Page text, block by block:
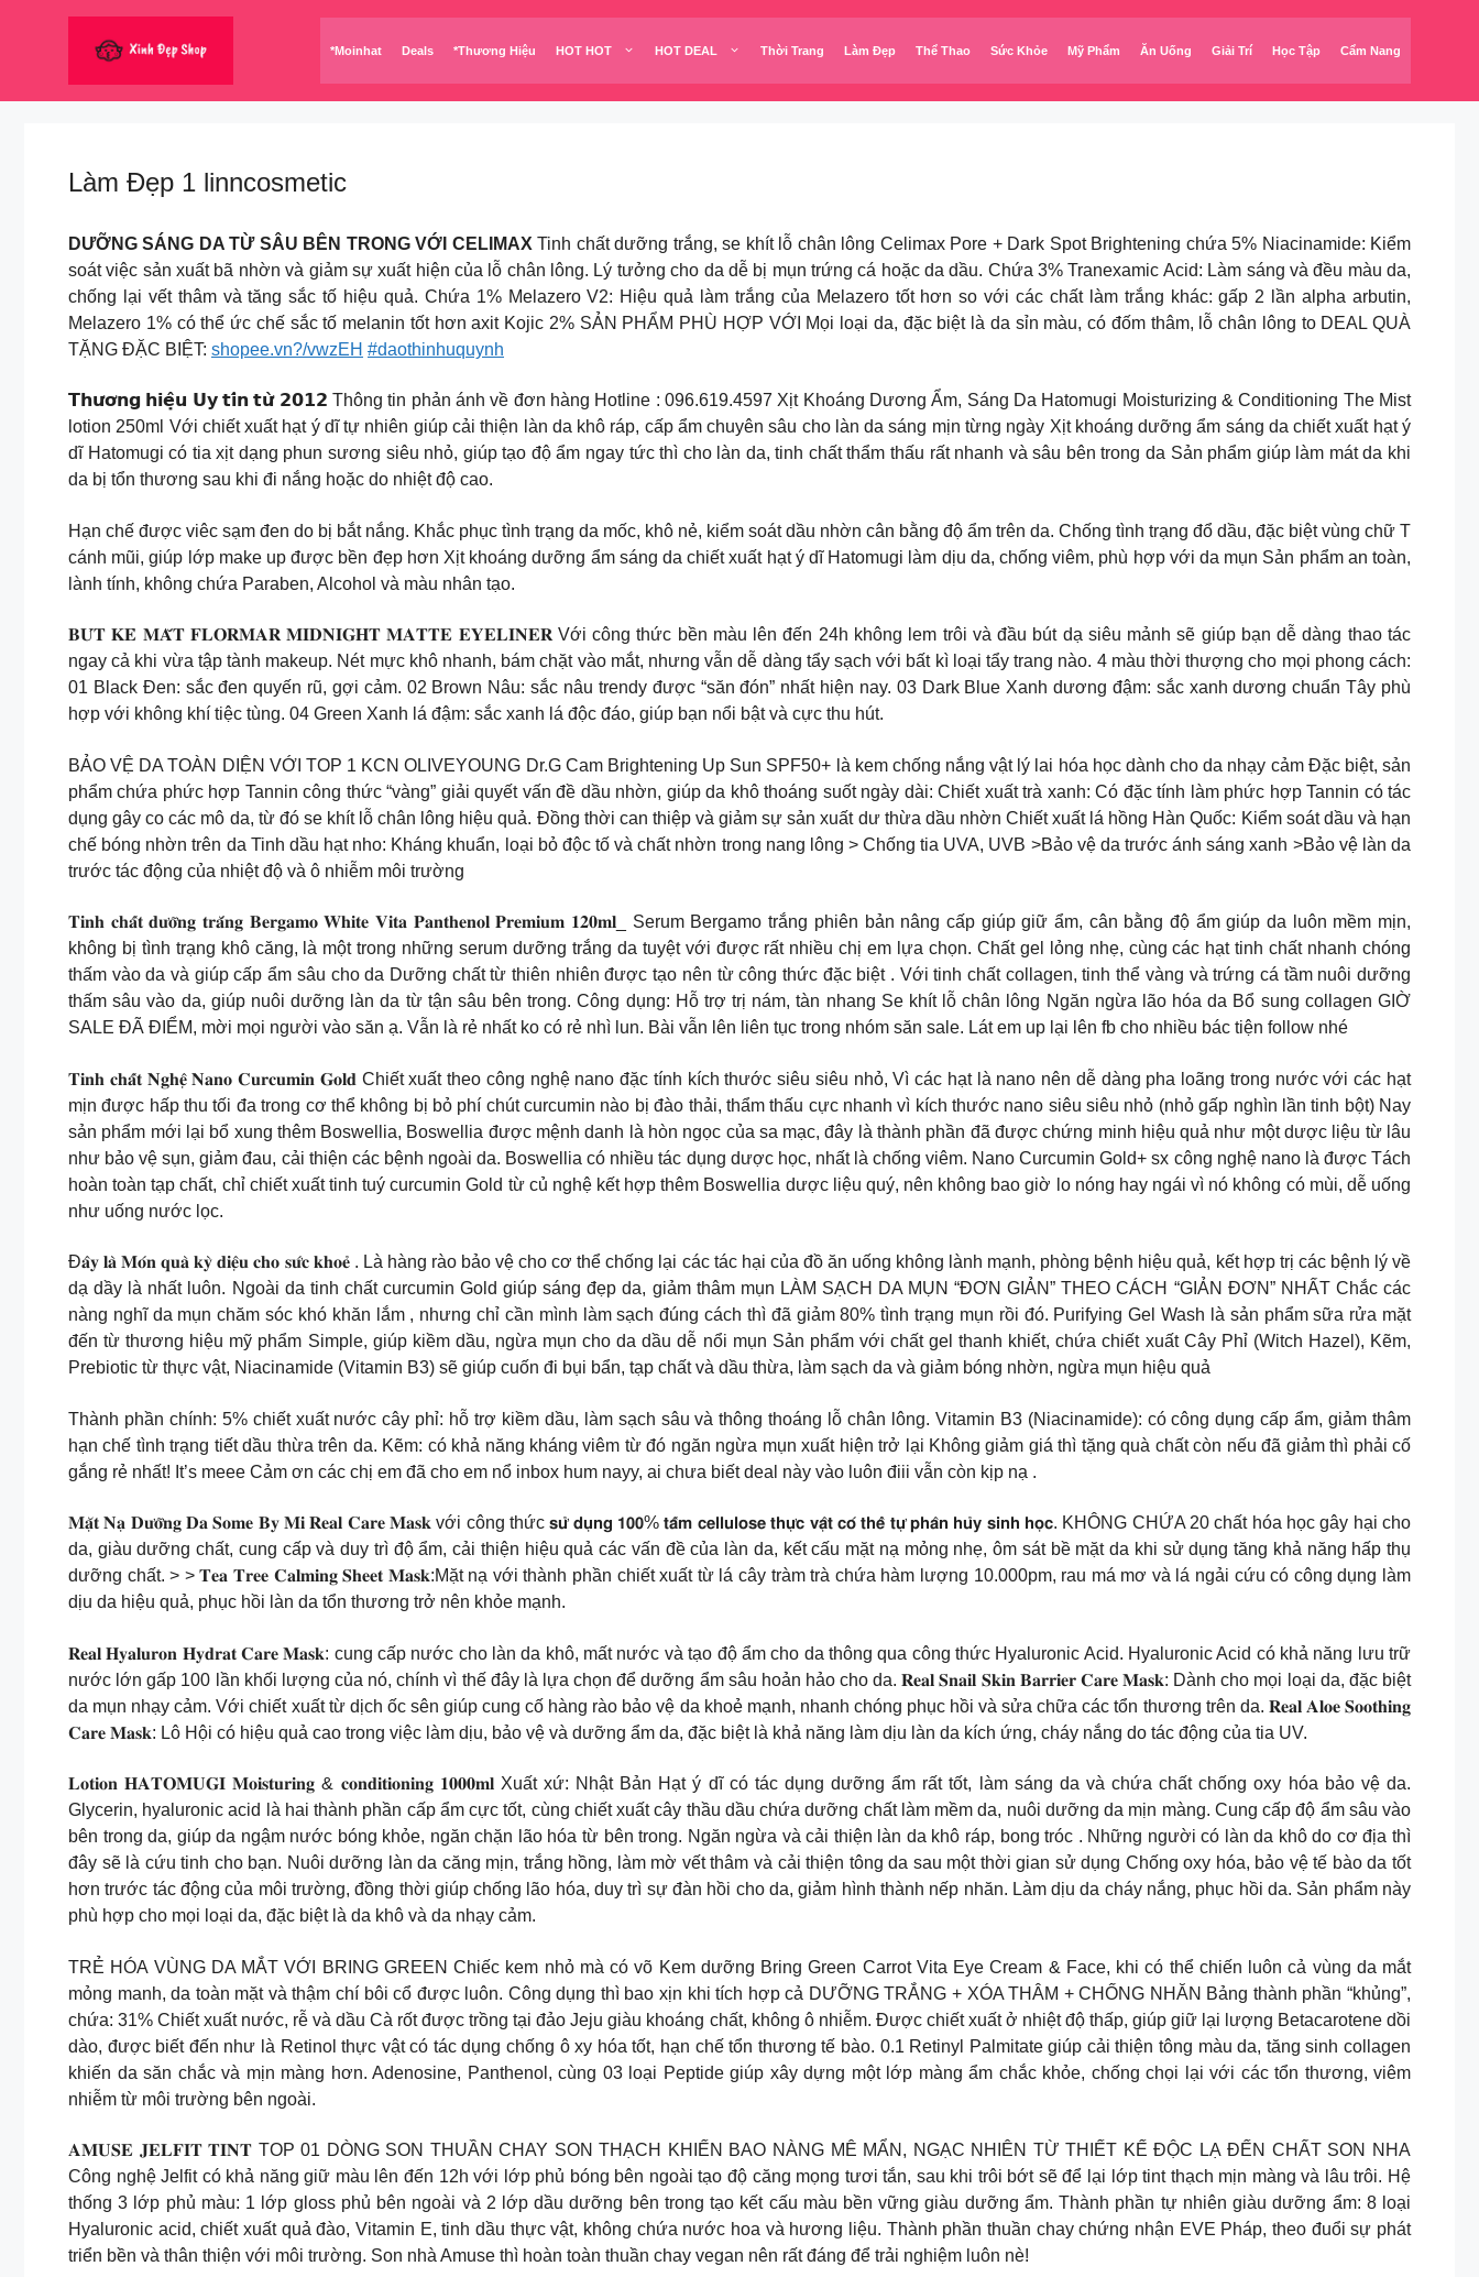
*Moinhat Deals *Thương Hiệu HOT HOT HOT DEAL Thời Trang Làm Đẹp Thể Thao Sức Khỏe Mỹ Phẩm Ăn Uống Giải Trí Học Tập Cẩm Nang
Làm Đẹp 1 linncosmetic
DƯỠNG SÁNG DA TỪ SÂU BÊN TRONG VỚI CELIMAXTinh chất dưỡng trắng, se khít lỗ chân lông Celimax Pore + Dark Spot Brightening chứa 5% Niacinamide: Kiểm
soát việc sản xuất bã nhờn và giảm sự xuất hiện của lỗ chân lông. Lý tưởng cho da dễ bị mụn trứng cá hoặc da dầu. Chứa 3% Tranexamic Acid: Làm sáng và đều màu da,
chống lại vết thâm và tăng sắc tố hiệu quả. Chứa 1% Melazero V2: Hiệu quả làm trắng của Melazero tốt hơn so với các chất làm trắng khác: gấp 2 lần alpha arbutin,
Melazero 1% có thể ức chế sắc tố melanin tốt hơn axit Kojic 2% SẢN PHẨM PHÙ HỢP VỚI Mọi loại da, đặc biệt là da sỉn màu, có đốm thâm, lỗ chân lông to DEAL QUÀ
TẶNG ĐẶC BIỆT: shopee.vn?/vwzEH #daothinhuquynh
𝗧𝗵𝘂̛𝗼̛𝗻𝗴 𝗵𝗶𝗲̣̂𝘂 𝗨𝘆 𝘁𝗶́𝗻 𝘁𝘂̛̀ 𝟮𝟬𝟭𝟮 Thông tin phản ánh về đơn hàng Hotline : 096.619.4597 Xịt Khoáng Dương Ẩm, Sáng Da Hatomugi Moisturizing & Conditioning The Mist
lotion 250ml Với chiết xuất hạt ý dĩ tự nhiên giúp cải thiện làn da khô ráp, cấp ẩm chuyên sâu cho làn da sáng mịn từng ngày Xịt khoáng dưỡng ẩm sáng da chiết xuất hạt ý
dĩ Hatomugi có tia xịt dạng phun sương siêu nhỏ, giúp tạo độ ẩm ngay tức thì cho làn da, tinh chất thẩm thấu rất nhanh và sâu bên trong da Sản phẩm giúp làm mát da khi
da bị tổn thương sau khi đi nắng hoặc do nhiệt độ cao.
Hạn chế được viêc sạm đen do bị bắt nắng. Khắc phục tình trạng da mốc, khô nẻ, kiểm soát dầu nhờn cân bằng độ ẩm trên da. Chống tình trạng đổ dầu, đặc biệt vùng chữ T
cánh mũi, giúp lớp make up được bền đẹp hơn Xịt khoáng dưỡng ẩm sáng da chiết xuất hạt ý dĩ Hatomugi làm dịu da, chống viêm, phù hợp với da mụn Sản phẩm an toàn,
lành tính, không chứa Paraben, Alcohol và màu nhân tạo.
𝐁𝐔́𝐓 𝐊𝐄̉ 𝐌𝐀̆́𝐓 𝐅𝐋𝐎𝐑𝐌𝐀𝐑 𝐌𝐈𝐃𝐍𝐈𝐆𝐇𝐓 𝐌𝐀𝐓𝐓𝐄 𝐄𝐘𝐄𝐋𝐈𝐍𝐄𝐑 Với công thức bền màu lên đến 24h không lem trôi và đầu bút dạ siêu mảnh sẽ giúp bạn dễ dàng thao tác
ngay cả khi vừa tập tành makeup. Nét mực khô nhanh, bám chặt vào mắt, nhưng vẫn dễ dàng tẩy sạch với bất kì loại tẩy trang nào. 4 màu thời thượng cho mọi phong cách:
01 Black Đen: sắc đen quyến rũ, gợi cảm. 02 Brown Nâu: sắc nâu trendy được “săn đón” nhất hiện nay. 03 Dark Blue Xanh dương đậm: sắc xanh dương chuẩn Tây phù
hợp với không khí tiệc tùng. 04 Green Xanh lá đậm: sắc xanh lá độc đáo, giúp bạn nổi bật và cực thu hút.
BẢO VỆ DA TOÀN DIỆN VỚI TOP 1 KCN OLIVEYOUNG Dr.G Cam Brightening Up Sun SPF50+ là kem chống nắng vật lý lai hóa học dành cho da nhạy cảm Đặc biệt, sản
phẩm chứa phức hợp Tannin công thức “vàng” giải quyết vấn đề dầu nhờn, giúp da khô thoáng suốt ngày dài: Chiết xuất trà xanh: Có đặc tính làm phức hợp Tannin có tác
dụng gây co các mô da, từ đó se khít lỗ chân lông hiệu quả. Đồng thời can thiệp và giảm sự sản xuất dư thừa dầu nhờn Chiết xuất lá hồng Hàn Quốc: Kiểm soát dầu và hạn
chế bóng nhờn trên da Tinh dầu hạt nho: Kháng khuẩn, loại bỏ độc tố và chất nhờn trong nang lông > Chống tia UVA, UVB >Bảo vệ da trước ánh sáng xanh >Bảo vệ làn da
trước tác động của nhiệt độ và ô nhiễm môi trường
𝐓𝐢𝐧𝐡 𝐜𝐡𝐚̂́𝐭 𝐝𝐮̛𝐨̛̃𝐧𝐠 𝐭𝐫𝐚̆́𝐧𝐠 𝐁𝐞𝐫𝐠𝐚𝐦𝐨 𝐖𝐡𝐢𝐭𝐞 𝐕𝐢𝐭𝐚 𝐏𝐚𝐧𝐭𝐡𝐞𝐧𝐨𝐥 𝐏𝐫𝐞𝐦𝐢𝐮𝐦 𝟏𝟐𝟎𝐦𝐥_ Serum Bergamo trắng phiên bản nâng cấp giúp giữ ẩm, cân bằng độ ẩm giúp da luôn mềm mịn,
không bị tình trạng khô căng, là một trong những serum dưỡng trắng da tuyệt với được rất nhiều chị em lựa chọn. Chất gel lỏng nhẹ, cùng các hạt tinh chất nhanh chóng
thấm vào da và giúp cấp ẩm sâu cho da Dưỡng chất từ thiên nhiên được tạo nên từ công thức đặc biệt . Với tinh chất collagen, tinh thể vàng và trứng cá tầm nuôi dưỡng
thấm sâu vào da, giúp nuôi dưỡng làn da từ tận sâu bên trong. Công dụng: Hỗ trợ trị nám, tàn nhang Se khít lỗ chân lông Ngăn ngừa lão hóa da Bổ sung collagen GIỜ
SALE ĐÃ ĐIỂM, mời mọi người vào săn ạ. Vẫn là rẻ nhất ko có rẻ nhì lun. Bài vẫn lên liên tục trong nhóm săn sale. Lát em up lại lên fb cho nhiều bác tiện follow nhé
𝐓𝐢𝐧𝐡 𝐜𝐡𝐚̂́𝐭 𝐍𝐠𝐡𝐞̣̂ 𝐍𝐚𝐧𝐨 𝐂𝐮𝐫𝐜𝐮𝐦𝐢𝐧 𝐆𝐨𝐥𝐝 Chiết xuất theo công nghệ nano đặc tính kích thước siêu siêu nhỏ, Vì các hạt là nano nên dễ dàng pha loãng trong nước với các hạt
mịn được hấp thu tối đa trong cơ thể không bị bỏ phí chút curcumin nào bị đào thải, thẩm thấu cực nhanh vì kích thước nano siêu siêu nhỏ (nhỏ gấp nghìn lần tinh bột) Nay
sản phẩm mới lại bổ xung thêm Boswellia, Boswellia được mệnh danh là hòn ngọc của sa mạc, đây là thành phần đã được chứng minh hiệu quả như một dược liệu từ lâu
như bảo vệ sụn, giảm đau, cải thiện các bệnh ngoài da. Boswellia có nhiều tác dụng dược học, nhất là chống viêm. Nano Curcumin Gold+ sx công nghệ nano là được Tách
hoàn toàn tạp chất, chỉ chiết xuất tinh tuý curcumin Gold từ củ nghệ kết hợp thêm Boswellia dược liệu quý, nên không bao giờ lo nóng hay ngái vì nó không có mùi, dễ uống
như uống nước lọc.
Đ𝐚̂𝐲 𝐥𝐚̀ 𝐌𝐨́𝐧 𝐪𝐮𝐚̀ 𝐤𝐲̀ 𝐝𝐢𝐞̣̂𝐮 𝐜𝐡𝐨 𝐬𝐮̛́𝐜 𝐤𝐡𝐨𝐞̉ . Là hàng rào bảo vệ cho cơ thể chống lại các tác hại của đồ ăn uống không lành mạnh, phòng bệnh hiệu quả, kết hợp trị các bệnh lý về
dạ dầy là nhất luôn. Ngoài da tinh chất curcumin Gold giúp sáng đẹp da, giảm thâm mụn LÀM SẠCH DA MỤN “ĐƠN GIẢN” THEO CÁCH “GIẢN ĐƠN” NHẤT Chắc các
nàng nghĩ da mụn chăm sóc khó khăn lắm , nhưng chỉ cần mình làm sạch đúng cách thì đã giảm 80% tình trạng mụn rồi đó. Purifying Gel Wash là sản phẩm sữa rửa mặt
đến từ thương hiệu mỹ phẩm Simple, giúp kiềm dầu, ngừa mụn cho da dầu dễ nổi mụn Sản phẩm với chất gel thanh khiết, chứa chiết xuất Cây Phỉ (Witch Hazel), Kẽm,
Prebiotic từ thực vật, Niacinamide (Vitamin B3) sẽ giúp cuốn đi bụi bẩn, tạp chất và dầu thừa, làm sạch da và giảm bóng nhờn, ngừa mụn hiệu quả
Thành phần chính: 5% chiết xuất nước cây phỉ: hỗ trợ kiềm dầu, làm sạch sâu và thông thoáng lỗ chân lông. Vitamin B3 (Niacinamide): có công dụng cấp ẩm, giảm thâm
hạn chế tình trạng tiết dầu thừa trên da. Kẽm: có khả năng kháng viêm từ đó ngăn ngừa mụn xuất hiện trở lại Không giảm giá thì tặng quà chất còn nếu đã giảm thì phải cố
gắng rẻ nhất! It’s meee Cảm ơn các chị em đã cho em nổ inbox hum nayy, ai chưa biết deal này vào luôn điii vẫn còn kịp nạ .
𝐌𝐚̣̆𝐭 𝐍𝐚̣ 𝐃𝐮̛𝐨̛̃𝐧𝐠 𝐃𝐚 𝐒𝐨𝐦𝐞 𝐁𝐲 𝐌𝐢 𝐑𝐞𝐚𝐥 𝐂𝐚𝐫𝐞 𝐌𝐚𝐬𝐤 với công thức 𝘀𝘂̛̉ 𝗱𝘂̣𝗻𝗴 𝟭𝟬𝟬% 𝘁𝗮̂́𝗺 𝗰𝗲𝗹𝗹𝘂𝗹𝗼𝘀𝗲 𝘁𝗵𝘂̛̣𝗰 𝘃𝗮̣̂𝘁 𝗰𝗼́ 𝘁𝗵𝗲̂̉ 𝘁𝘂̛̣ 𝗽𝗵𝗮̂𝗻 𝗵𝘂̉𝘆 𝘀𝗶𝗻𝗵 𝗵𝗼̣𝗰. KHÔNG CHỨA 20 chất hóa học gây hại cho
da, giàu dưỡng chất, cung cấp và duy trì độ ẩm, cải thiện hiệu quả các vấn đề của làn da, kết cấu mặt nạ mỏng nhẹ, ôm sát bề mặt da khi sử dụng tăng khả năng hấp thụ
dưỡng chất. > > 𝐓𝐞𝐚 𝐓𝐫𝐞𝐞 𝐂𝐚𝐥𝐦𝐢𝐧𝐠 𝐒𝐡𝐞𝐞𝐭 𝐌𝐚𝐬𝐤:Mặt nạ với thành phần chiết xuất từ lá cây tràm trà chứa hàm lượng 10.000pm, rau má mơ và lá ngải cứu có công dụng làm
dịu da hiệu quả, phục hồi làn da tổn thương trở nên khỏe mạnh.
𝐑𝐞𝐚𝐥 𝐇𝐲𝐚𝐥𝐮𝐫𝐨𝐧 𝐇𝐲𝐝𝐫𝐚𝐭 𝐂𝐚𝐫𝐞 𝐌𝐚𝐬𝐤: cung cấp nước cho làn da khô, mất nước và tạo độ ẩm cho da thông qua công thức Hyaluronic Acid. Hyaluronic Acid có khả năng lưu trữ
nước lớn gấp 100 lần khối lượng của nó, chính vì thế đây là lựa chọn để dưỡng ẩm sâu hoản hảo cho da. 𝐑𝐞𝐚𝐥 𝐒𝐧𝐚𝐢𝐥 𝐒𝐤𝐢𝐧 𝐁𝐚𝐫𝐫𝐢𝐞𝐫 𝐂𝐚𝐫𝐞 𝐌𝐚𝐬𝐤: Dành cho mọi loại da, đặc biệt
da mụn nhạy cảm. Với chiết xuất từ dịch ốc sên giúp cung cố hàng rào bảo vệ da khoẻ mạnh, nhanh chóng phục hồi và sửa chữa các tổn thương trên da. 𝐑𝐞𝐚𝐥 𝐀𝐥𝐨𝐞 𝐒𝐨𝐨𝐭𝐡𝐢𝐧𝐠
𝐂𝐚𝐫𝐞 𝐌𝐚𝐬𝐤: Lô Hội có hiệu quả cao trong việc làm dịu, bảo vệ và dưỡng ẩm da, đặc biệt là khả năng làm dịu làn da kích ứng, cháy nắng do tác động của tia UV.
𝐋𝐨𝐭𝐢𝐨𝐧 𝐇𝐀𝐓𝐎𝐌𝐔𝐆𝐈 𝐌𝐨𝐢𝐬𝐭𝐮𝐫𝐢𝐧𝐠 & 𝐜𝐨𝐧𝐝𝐢𝐭𝐢𝐨𝐧𝐢𝐧𝐠 𝟏𝟎𝟎𝟎𝐦𝐥 Xuất xứ: Nhật Bản Hạt ý dĩ có tác dụng dưỡng ẩm rất tốt, làm sáng da và chứa chất chống oxy hóa bảo vệ da.
Glycerin, hyaluronic acid là hai thành phần cấp ẩm cực tốt, cùng chiết xuất cây thầu dầu chứa dưỡng chất làm mềm da, nuôi dưỡng da mịn màng. Cung cấp độ ẩm sâu vào
bên trong da, giúp da ngậm nước bóng khỏe, ngăn chặn lão hóa từ bên trong. Ngăn ngừa và cải thiện làn da khô ráp, bong tróc . Những người có làn da khô do cơ địa thì
đây sẽ là cứu tinh cho bạn. Nuôi dưỡng làn da căng mịn, trắng hồng, làm mờ vết thâm và cải thiện tông da sau một thời gian sử dụng Chống oxy hóa, bảo vệ tế bào da tốt
hơn trước tác động của môi trường, đồng thời giúp chống lão hóa, duy trì sự đàn hồi cho da, giảm hình thành nếp nhăn. Làm dịu da cháy nắng, phục hồi da. Sản phẩm này
phù hợp cho mọi loại da, đặc biệt là da khô và da nhạy cảm.
TRẺ HÓA VÙNG DA MẮT VỚI BRING GREEN Chiếc kem nhỏ mà có võ Kem dưỡng Bring Green Carrot Vita Eye Cream & Face, khi có thể chiến luôn cả vùng da mắt
mỏng manh, da toàn mặt và thậm chí bôi cổ được luôn. Công dụng thì bao xịn khi tích hợp cả DƯỠNG TRẮNG + XÓA THÂM + CHỐNG NHĂN Bảng thành phần “khủng”,
chứa: 31% Chiết xuất nước, rễ và dầu Cà rốt được trồng tại đảo Jeju giàu khoáng chất, không ô nhiễm. Được chiết xuất ở nhiệt độ thấp, giúp giữ lại lượng Betacarotene dồi
dào, được biết đến như là Retinol thực vật có tác dụng chống ô xy hóa tốt, hạn chế tổn thương tế bào. 0.1 Retinyl Palmitate giúp cải thiện tông màu da, tăng sinh collagen
khiến da săn chắc và mịn màng hơn. Adenosine, Panthenol, cùng 03 loại Peptide giúp xây dựng một lớp màng ẩm chắc khỏe, chống chọi lại với các tổn thương, viêm
nhiễm từ môi trường bên ngoài.
𝐀𝐌𝐔𝐒𝐄 𝐉𝐄𝐋𝐅𝐈𝐓 𝐓𝐈𝐍𝐓 TOP 01 DÒNG SON THUẦN CHAY SON THẠCH KHIẾN BAO NÀNG MÊ MẨN, NGẠC NHIÊN TỪ THIẾT KẾ ĐỘC LẠ ĐẾN CHẤT SON NHA
Công nghệ Jelfit có khả năng giữ màu lên đến 12h với lớp phủ bóng bên ngoài tạo độ căng mọng tươi tắn, sau khi trôi bớt sẽ để lại lớp tint thạch mịn màng và lâu trôi. Hệ
thống 3 lớp phủ màu: 1 lớp gloss phủ bên ngoài và 2 lớp dầu dưỡng bên trong tạo kết cấu màu bền vững giàu dưỡng ẩm. Thành phần tự nhiên giàu dưỡng ẩm: 8 loại
Hyaluronic acid, chiết xuất quả đào, Vitamin E, tinh dầu thực vật, không chứa nước hoa và hương liệu. Thành phần thuần chay chứng nhận EVE Pháp, theo đuổi sự phát
triển bền và thân thiện với môi trường. Son nhà Amuse thì hoàn toàn thuần chay vegan nên rất đáng để trải nghiệm luôn nè!